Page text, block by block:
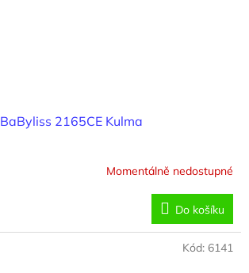
BaByliss 2165CE Kulma
Momentálně nedostupné
Do košíku
Kód: 6141